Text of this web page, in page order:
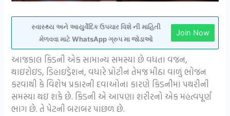
સ્વાસ્થ્ય અને આયુર્વેદિક ઉપચાર વિશે ની માહિતી
મેળવવા માટે WhatsApp ગ્રુપ મા જોડાઓ
Join Now
આજકાલ કિડની એક સામાન્ય સમસ્યા છે વધતા વજન,
થાઇરોઇડ, ડિહાઇડ્રેશન, વધારે પ્રોટીન તેમજ મીઠા વાળું ભોજન
કરવાથી કે વિશેષ પ્રકારની દવાઓના કારણે કિડનીમાં પથરીની
સમસ્યા થઇ શકે છે. કિડની એ આપણા શરીરનો એક મહત્વપૂર્ણ
ભાગ છે. તે પેટની બરાબર પાછળ છે.